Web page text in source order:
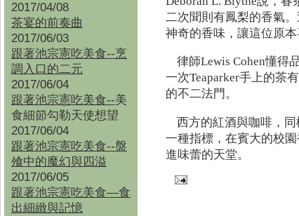
2017/04/08
茶宴的前奏曲
2017/06/03
跟著池宗憲吃美食--烹
調入口的二元
2017/06/04
跟著池宗憲吃美食--美
食細節勾勒天使想望
2017/06/04
跟著池宗憲吃美食--盤
飧中的魔幻與四溢
2017/06/05
跟著池宗憲吃美食—食
出細緻與記憶
二次聞則有鳳梨的香氣
神奇的香味，讓這位原本
律師Lewis Cohen懂得
一次Teaparker手上的茶
的不二法門。
西方的紅酒與咖啡，
一種指標，在賓大的校
進味蕾的天堂。